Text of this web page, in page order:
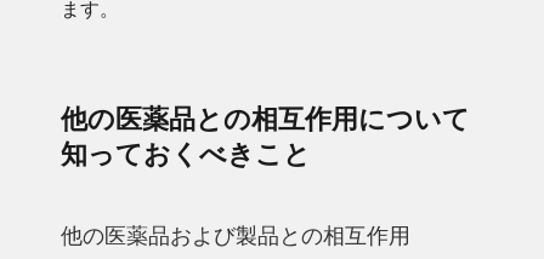
ます。
他の医薬品との相互作用について
知っておくべきこと
他の医薬品および製品との相互作用